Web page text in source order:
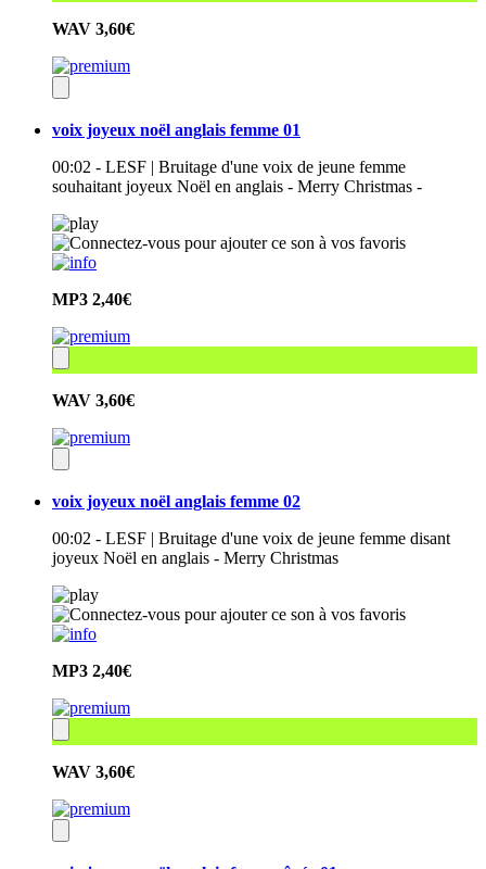
WAV 3,60€
voix joyeux noël anglais femme 01
00:02 - LESF | Bruitage d'une voix de jeune femme
souhaitant joyeux Noël en anglais - Merry Christmas -
MP3 2,40€
WAV 3,60€
voix joyeux noël anglais femme 02
00:02 - LESF | Bruitage d'une voix de jeune femme disant
joyeux Noël en anglais - Merry Christmas
MP3 2,40€
WAV 3,60€